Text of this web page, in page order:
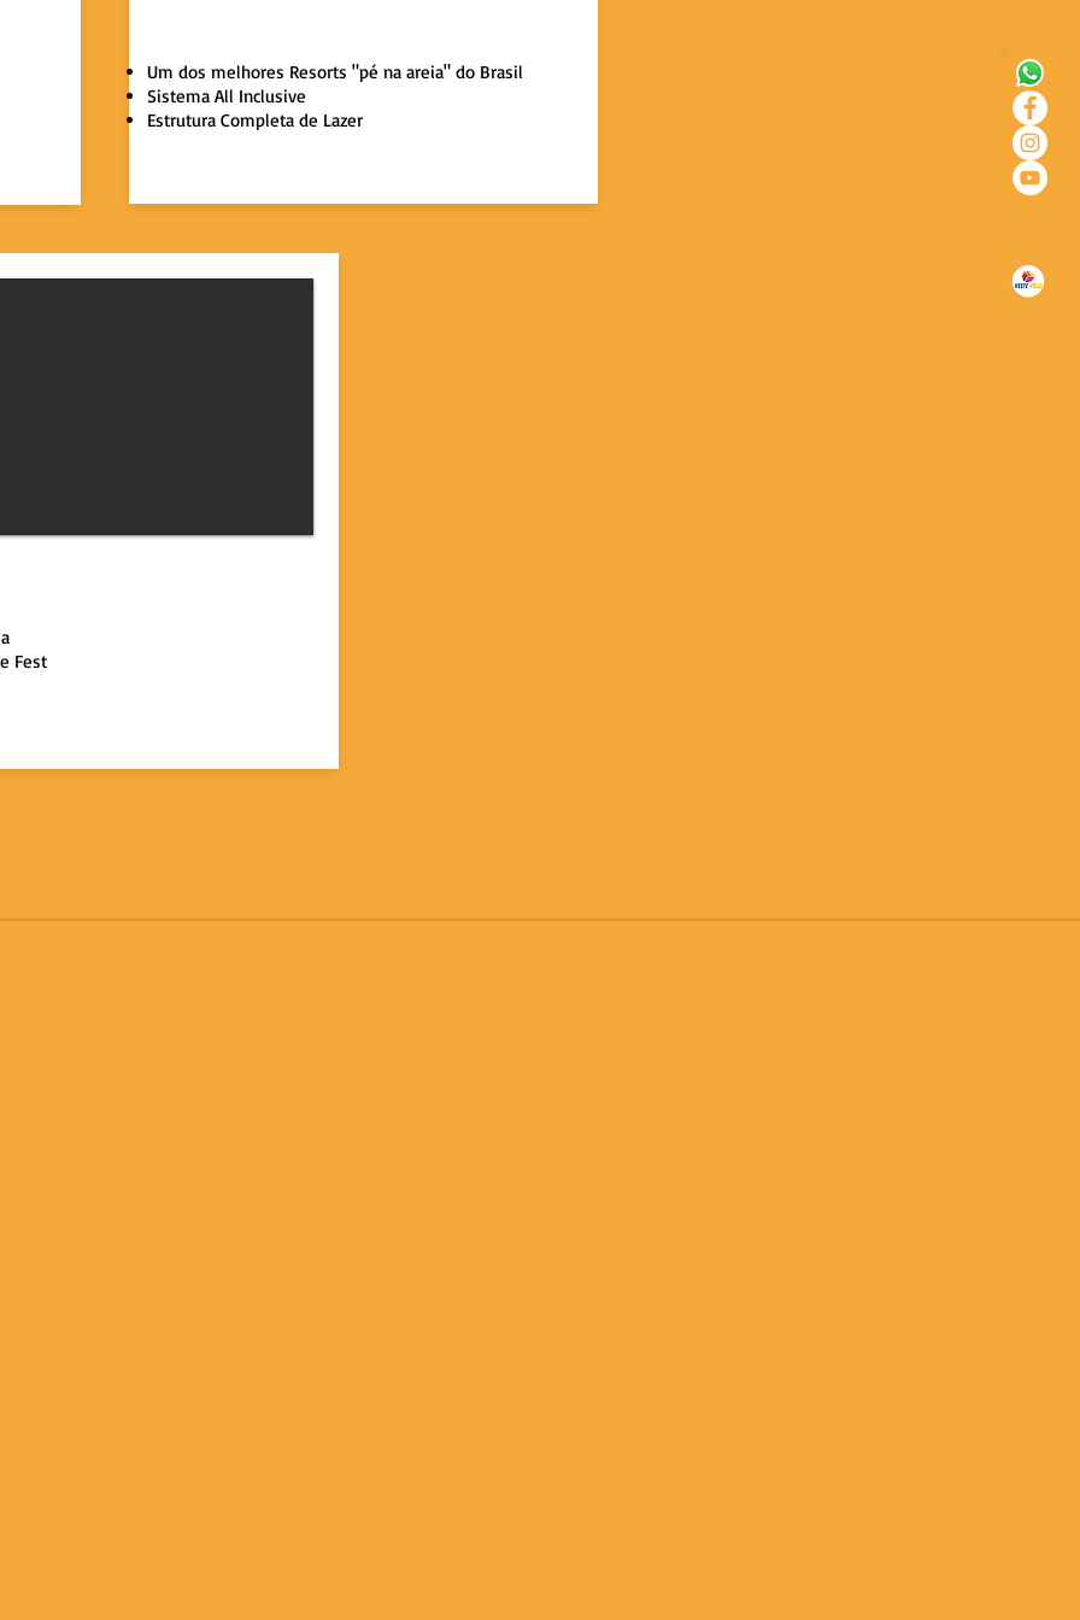
Um dos melhores Resorts "pé na areia" do Brasil
Sistema All Inclusive
Estrutura Completa de Lazer
Fest